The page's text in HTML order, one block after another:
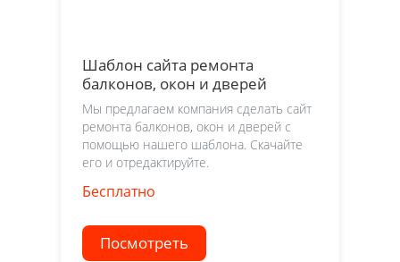
Шаблон сайта ремонта
балконов, окон и дверей
Мы предлагаем компания сделать сайт
ремонта балконов, окон и дверей с
помощью нашего шаблона. Скачайте
его и отредактируйте.
Бесплатно
Посмотреть